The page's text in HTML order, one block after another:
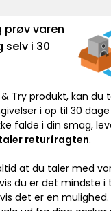
prøv varen
selv i 30
Try produkt, kan du
i op til 30
falde i din smag,
returfragten.
at du taler med
du er det mindste i
det er en